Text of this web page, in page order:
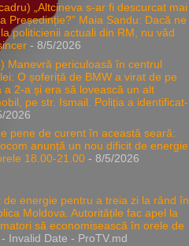
„Altcineva s-ar fi descurcat mai
Președinție?” Maia Sandu: Dacă ne
politicienii actuali din RM, nu văd
- 8/5/2026
Manevră periculoasă în centrul
O șoferiță de BMW a virat de pe
a 2-a și era să lovească un alt
pe str. Ismail. Poliția a identificat-
2026
pene de curent în această seară:
anunță un nou dificit de energie
18.00-21.00 - 8/5/2026
de energie pentru a treia zi la rând în
Moldova. Autoritățile fac apel la
să economisească în orele de
- Invalid Date - ProTV.md